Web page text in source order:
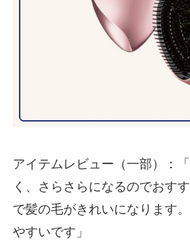
アイテムレビュー（一部）：
く、さらさらになるのでおす
で髪の毛がきれいになります
やすいです」